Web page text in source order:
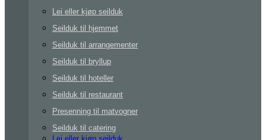
Lei eller kjøp seilduk
Seilduk til hjemmet
Seilduk til arrangementer
Seilduk til bryllup
Seilduk til hoteller
Seilduk til restaurant
Presenning til matvogner
Seilduk til catering